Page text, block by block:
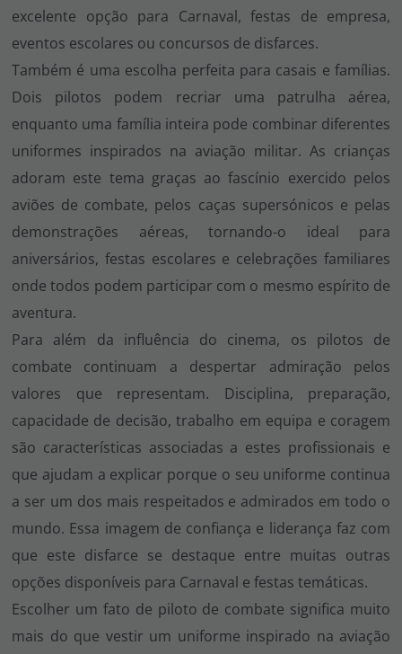
excelente opção para Carnaval, festas de empresa,
eventos escolares ou concursos de disfarces.
Também é uma escolha perfeita para casais e famílias.
Dois pilotos podem recriar uma patrulha aérea,
enquanto uma família inteira pode combinar diferentes
uniformes inspirados na aviação militar. As crianças
adoram este tema graças ao fascínio exercido pelos
aviões de combate, pelos caças supersónicos e pelas
demonstrações aéreas, tornando-o ideal para
aniversários, festas escolares e celebrações familiares
onde todos podem participar com o mesmo espírito de
aventura.
Para além da influência do cinema, os pilotos de
combate continuam a despertar admiração pelos
valores que representam. Disciplina, preparação,
capacidade de decisão, trabalho em equipa e coragem
são características associadas a estes profissionais e
que ajudam a explicar porque o seu uniforme continua
a ser um dos mais respeitados e admirados em todo o
mundo. Essa imagem de confiança e liderança faz com
que este disfarce se destaque entre muitas outras
opções disponíveis para Carnaval e festas temáticas.
Escolher um fato de piloto de combate significa muito
mais do que vestir um uniforme inspirado na aviação